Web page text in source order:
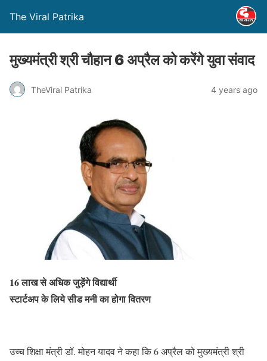
The Viral Patrika
मुख्यमंत्री श्री चौहान 6 अप्रैल को करेंगे युवा संवाद
TheViral Patrika 4 years ago
16 लाख से अधिक जुड़ेंगे विद्यार्थी
स्टार्टअप के लिये सीड मनी का होगा वितरण
उच्च शिक्षा मंत्री डॉ. मोहन यादव ने कहा कि 6 अप्रैल को मुख्यमंत्री श्री